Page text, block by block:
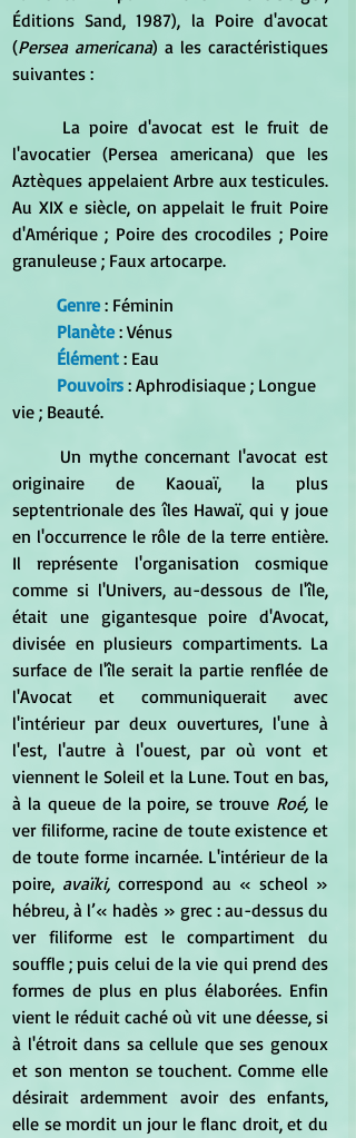
Éditions Sand, 1987), la Poire d'avocat
(Persea americana) a les caractéristiques
suivantes :
l'avocatier (Persea americana) que les
Aztèques appelaient Arbre aux testicules.
Au XIX e siècle, on appelait le fruit Poire
d'Amérique ; Poire des crocodiles ; Poire
granuleuse ; Faux artocarpe.
Genre : Féminin
Planète : Vénus
Élément : Eau
Pouvoirs : Aphrodisiaque ; Longue
vie ; Beauté.
originaire de Kaouaï, la plus
septentrionale des îles Hawaï, qui y joue
en l'occurrence le rôle de la terre entière.
Il représente l'organisation cosmique
comme si l'Univers, au-dessous de l'île,
était une gigantesque poire d'Avocat,
divisée en plusieurs compartiments. La
surface de l'île serait la partie renflée de
l'Avocat et communiquerait avec
l'intérieur par deux ouvertures, l'une à
l'est, l'autre à l'ouest, par où vont et
viennent le Soleil et la Lune. Tout en bas,
à la queue de la poire, se trouve Roé, le
ver filiforme, racine de toute existence et
de toute forme incarnée. L'intérieur de la
poire, avaïki, correspond au « scheol »
hébreu, à l’« hadès » grec : au-dessus du
ver filiforme est le compartiment du
souffle ; puis celui de la vie qui prend des
formes de plus en plus élaborées. Enfin
vient le réduit caché où vit une déesse, si
à l'étroit dans sa cellule que ses genoux
et son menton se touchent. Comme elle
désirait ardemment avoir des enfants,
elle se mordit un jour le flanc droit, et du